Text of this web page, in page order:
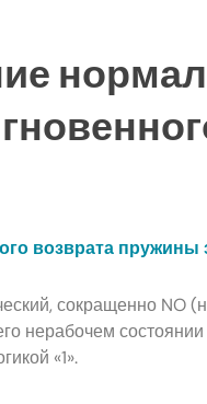
возврата пружины
сокращенно NO
нерабочем
«1».